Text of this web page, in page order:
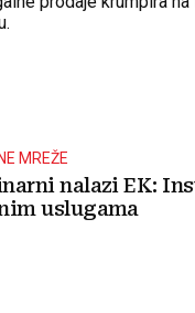
MREŽE
nalazi EK:
uslugama